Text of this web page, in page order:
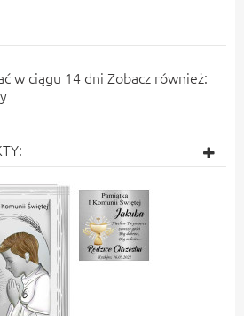
przez wiele lat. Całość jest
w ciągu 14 dni Zobacz również: